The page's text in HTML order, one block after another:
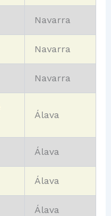
Navarra
Navarra
Navarra
Álava
Álava
Álava
Álava